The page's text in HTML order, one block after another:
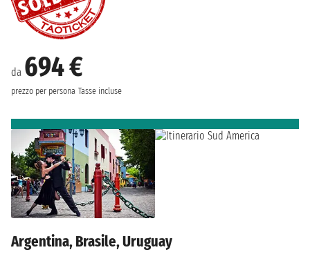
da 694 €
prezzo per persona Tasse incluse
Argentina, Brasile, Uruguay